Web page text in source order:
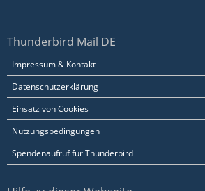
Thunderbird Mail DE
Impressum & Kontakt
Datenschutzerklärung
Einsatz von Cookies
Nutzungsbedingungen
Spendenaufruf für Thunderbird